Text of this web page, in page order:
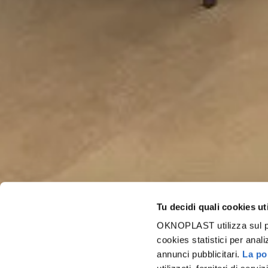
Tu decidi quali cookies
OKNOPLAST utilizza sul
cookies statistici per
annunci pubblicitari. La